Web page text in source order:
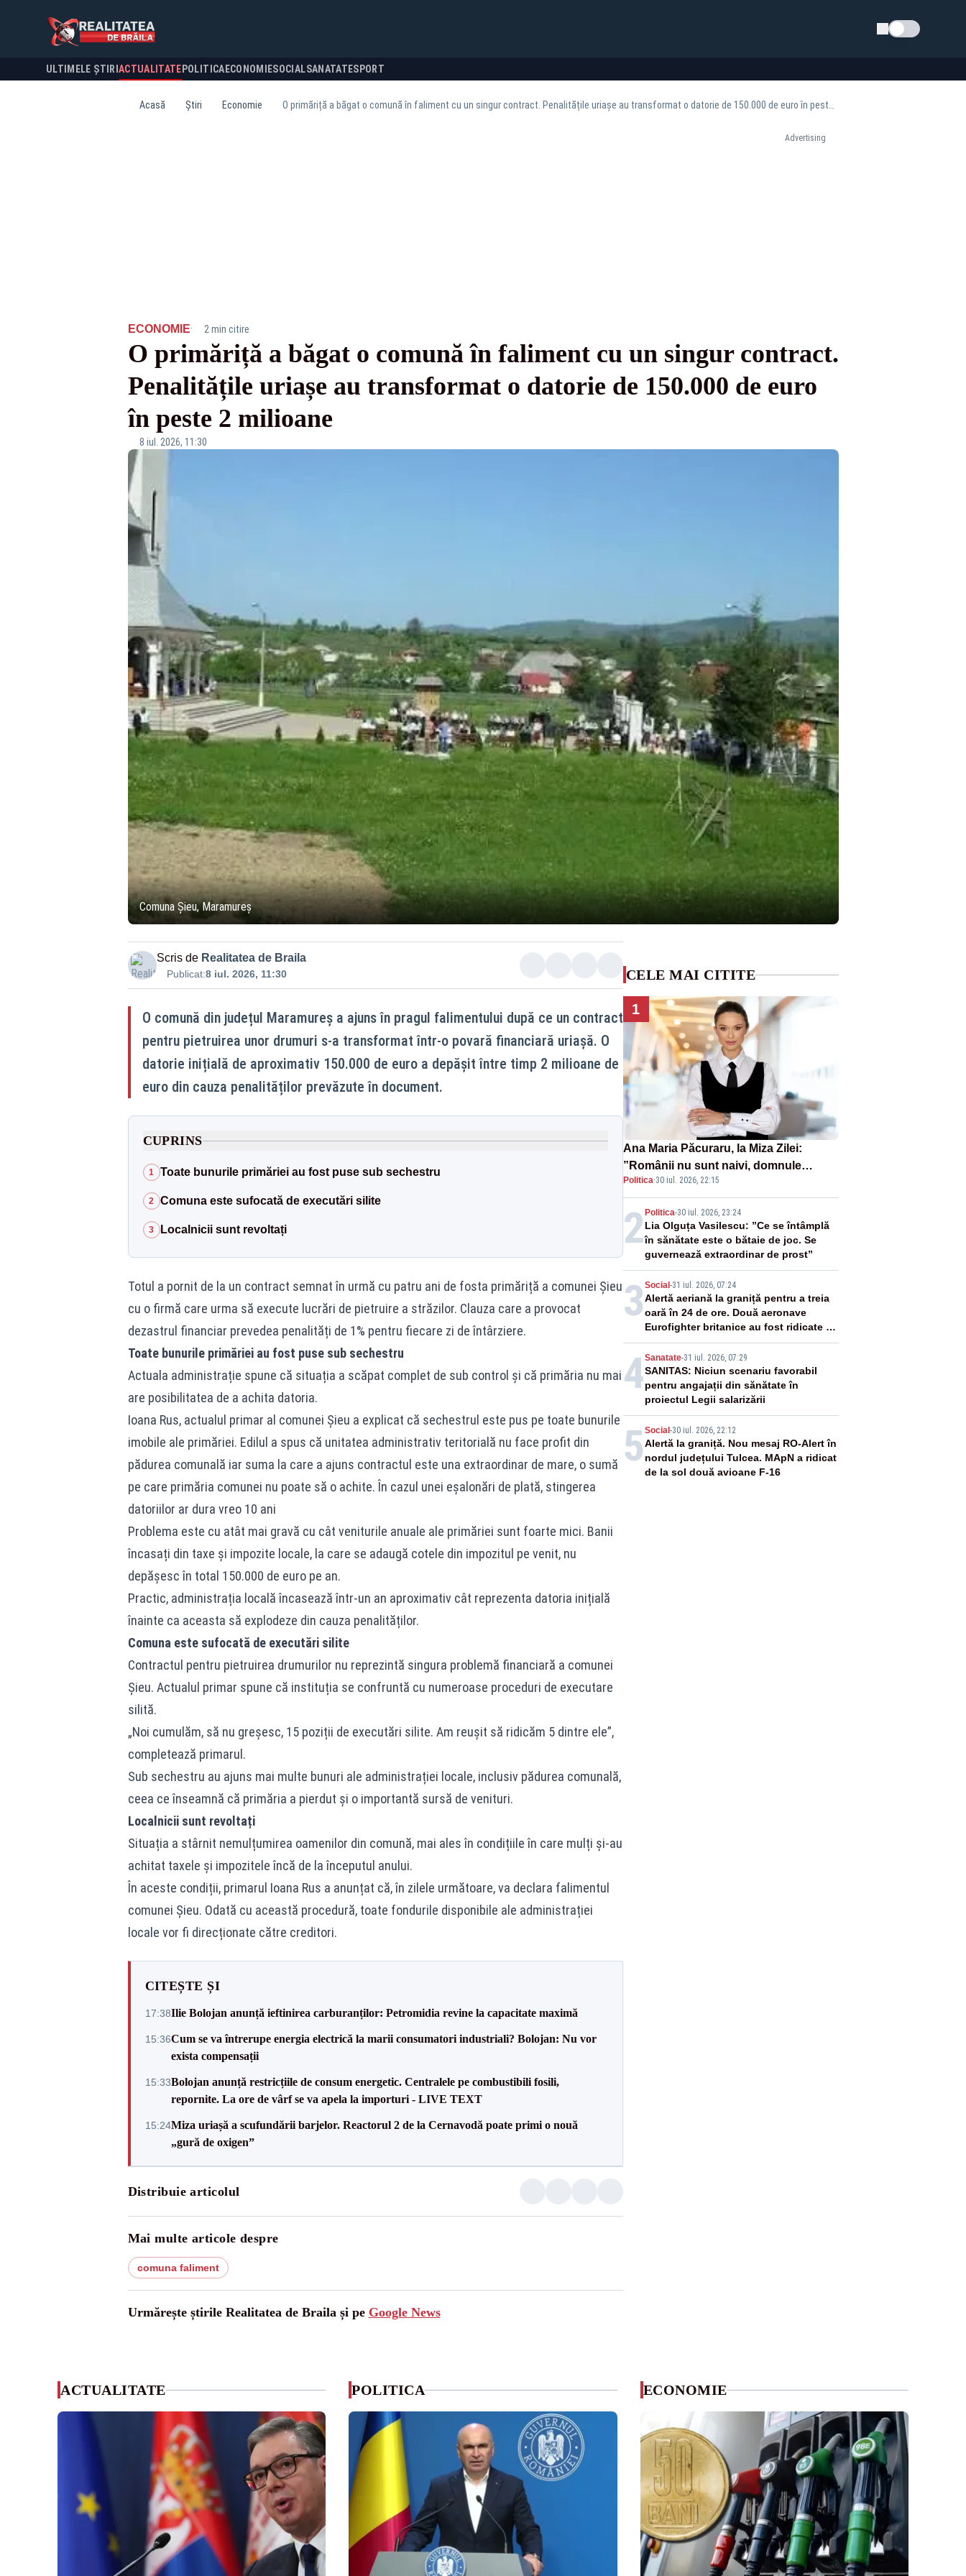
Schimba tema
ULTIMELE ȘTIRI ACTUALITATE POLITICA ECONOMIESOCIALSANATATESPORT
Acasă Știri Economie
Advertising
ECONOMIE· 2 min citire
O primăriță a băgat o comună în faliment cu un singur contract.
Penalitățile uriașe au transformat o datorie de 150.000 de euro
în peste 2 milioane
8 iul. 2026, 11:30
Comuna Șieu, Maramureș
Scris de Realitatea de Braila
Publicat:8 iul. 2026, 11:30
O comună din județul Maramureș a ajuns în pragul falimentului după ce un contract
pentru pietruirea unor drumuri s-a transformat într-o povară financiară uriașă. O
datorie inițială de aproximativ 150.000 de euro a depășit între timp 2 milioane de
euro din cauza penalităților prevăzute în document.
CUPRINS
1 Toate bunurile primăriei au fost puse sub sechestru
2 Comuna este sufocată de executări silite
3 Localnicii sunt revoltați
Totul a pornit de la un contract semnat în urmă cu patru ani de fosta primăriță a comunei Șieu
cu o firmă care urma să execute lucrări de pietruire a străzilor. Clauza care a provocat
dezastrul financiar prevedea penalități de 1% pentru fiecare zi de întârziere.
Toate bunurile primăriei au fost puse sub sechestru
Actuala administrație spune că situația a scăpat complet de sub control și că primăria nu mai
are posibilitatea de a achita datoria.
Ioana Rus, actualul primar al comunei Șieu a explicat că sechestrul este pus pe toate bunurile
imobile ale primăriei. Edilul a spus că unitatea administrativ teritorială nu face profit din
pădurea comunală iar suma la care a ajuns contractul este una extraordinar de mare, o sumă
pe care primăria comunei nu poate să o achite. În cazul unei eșalonări de plată, stingerea
datoriilor ar dura vreo 10 ani
Problema este cu atât mai gravă cu cât veniturile anuale ale primăriei sunt foarte mici. Banii
încasați din taxe și impozite locale, la care se adaugă cotele din impozitul pe venit, nu
depășesc în total 150.000 de euro pe an.
Practic, administrația locală încasează într-un an aproximativ cât reprezenta datoria inițială
înainte ca aceasta să explodeze din cauza penalităților.
Comuna este sufocată de executări silite
Contractul pentru pietruirea drumurilor nu reprezintă singura problemă financiară a comunei
Șieu. Actualul primar spune că instituția se confruntă cu numeroase proceduri de executare
silită.
„Noi cumulăm, să nu greșesc, 15 poziții de executări silite. Am reușit să ridicăm 5 dintre ele”,
completează primarul.
Sub sechestru au ajuns mai multe bunuri ale administrației locale, inclusiv pădurea comunală,
ceea ce înseamnă că primăria a pierdut și o importantă sursă de venituri.
Localnicii sunt revoltați
Situația a stârnit nemulțumirea oamenilor din comună, mai ales în condițiile în care mulți și-au
achitat taxele și impozitele încă de la începutul anului.
În aceste condiții, primarul Ioana Rus a anunțat că, în zilele următoare, va declara falimentul
comunei Șieu. Odată cu această procedură, toate fondurile disponibile ale administrației
locale vor fi direcționate către creditori.
CITEȘTE ȘI
17:38Ilie Bolojan anunță ieftinirea carburanților: Petromidia revine la capacitate maximă
15:36Cum se va întrerupe energia electrică la marii consumatori industriali? Bolojan: Nu vor
exista compensații
15:33Bolojan anunță restricțiile de consum energetic. Centralele pe combustibili fosili,
repornite. La ore de vârf se va apela la importuri - LIVE TEXT
15:24Miza uriașă a scufundării barjelor. Reactorul 2 de la Cernavodă poate primi o nouă
„gură de oxigen”
Distribuie articolul
Mai multe articole despre
comuna faliment
Urmărește știrile Realitatea de Braila și pe Google News
CELE MAI CITITE
1
Ana Maria Păcuraru, la Miza Zilei:
”Românii nu sunt naivi, domnule
premier Bolojan”
Politica·30 iul. 2026, 22:15
2 Politica-30 iul. 2026, 23:24
Lia Olguța Vasilescu: ”Ce se întâmplă
în sănătate este o bătaie de joc. Se
guvernează extraordinar de prost”
3 Social -31 iul. 2026, 07:24
Alertă aeriană la graniță pentru a treia
oară în 24 de ore. Două aeronave
Eurofighter britanice au fost ridicate de
la sol
4Sanatate-31 iul. 2026, 07:29
SANITAS: Niciun scenariu favorabil
pentru angajații din sănătate în
proiectul Legii salarizării
5 Social -30 iul. 2026, 22:12
Alertă la graniță. Nou mesaj RO-Alert în
nordul județului Tulcea. MApN a ridicat
de la sol două avioane F-16
ACTUALITATE POLITICA ECONOMIE